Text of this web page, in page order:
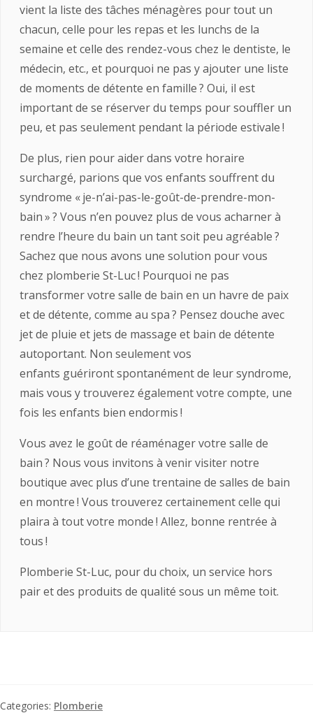
vient la liste des tâches ménagères pour tout un
chacun, celle pour les repas et les lunchs de la
semaine et celle des rendez-vous chez le dentiste, le
médecin, etc., et pourquoi ne pas y ajouter une liste
de moments de détente en famille ? Oui, il est
important de se réserver du temps pour souffler un
peu, et pas seulement pendant la période estivale !
De plus, rien pour aider dans votre horaire
surchargé, parions que vos enfants souffrent du
syndrome « je-n’ai-pas-le-goût-de-prendre-mon-
bain » ? Vous n’en pouvez plus de vous acharner à
rendre l’heure du bain un tant soit peu agréable ?
Sachez que nous avons une solution pour vous
chez plomberie St-Luc ! Pourquoi ne pas
transformer votre salle de bain en un havre de paix
et de détente, comme au spa ? Pensez douche avec
jet de pluie et jets de massage et bain de détente
autoportant. Non seulement vos
enfants guériront spontanément de leur syndrome,
mais vous y trouverez également votre compte, une
fois les enfants bien endormis !
Vous avez le goût de réaménager votre salle de
bain ? Nous vous invitons à venir visiter notre
boutique avec plus d’une trentaine de salles de bain
en montre ! Vous trouverez certainement celle qui
plaira à tout votre monde ! Allez, bonne rentrée à
tous !
Plomberie St-Luc, pour du choix, un service hors
pair et des produits de qualité sous un même toit.
Categories: Plomberie